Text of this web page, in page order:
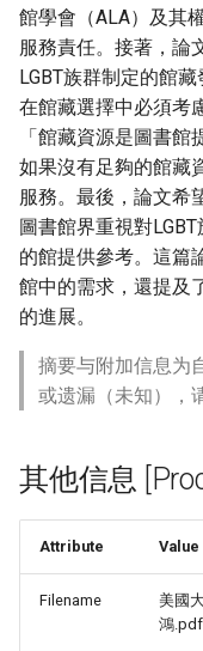
館學會（ALA）及其
服務責任。接著，論
LGBT族群制定的館
在館藏選擇中必須考
「館藏資源是圖書
如果沒有足夠的館藏
服務。最後，論文希
圖書館界重視對
的館提供參考。這篇
館中的需求，還提及
的進展。
摘要与附加信息为
或遗漏（未知），
其他信息
Attribute Value
Filename
美國
鴻.pdf